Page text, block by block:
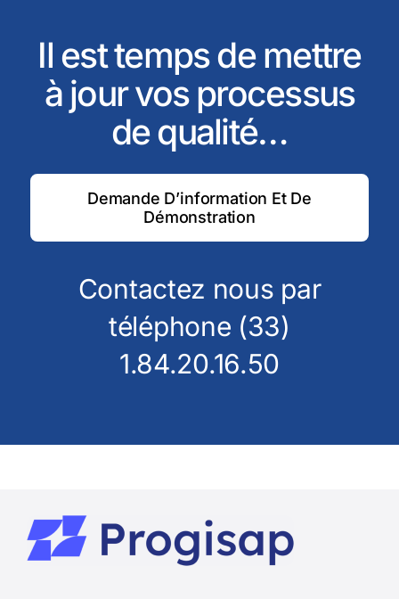
Il est temps de mettre
à jour vos processus
de qualité…
Demande D’information Et De
Démonstration
Contactez nous par
téléphone (33)
1.84.20.16.50